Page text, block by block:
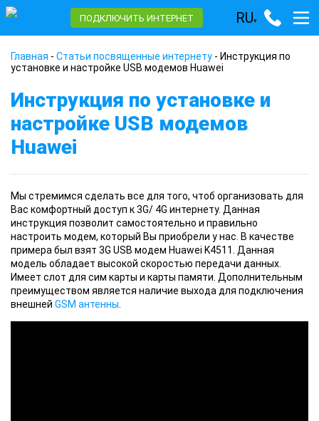
ПОДКЛЮЧИТЬ ИНТЕРНЕТ RU▾
Главная - Статьи посвященные интернету - Инструкция по
установке и настройке USB модемов Huawei
Инструкция по установке и
настройке USB модемов
Huawei
Мы стремимся сделать все для того, чтоб организовать для
Вас комфортный доступ к 3G/ 4G интернету. Данная
инструкция позволит самостоятельно и правильно
настроить модем, который Вы приобрели у нас. В качестве
примера был взят 3G USB модем Huawei K4511. Данная
модель обладает высокой скоростью передачи данных.
Имеет слот для сим карты и карты памяти. Дополнительным
преимуществом является наличие выхода для подключения
внешней GSM антенны